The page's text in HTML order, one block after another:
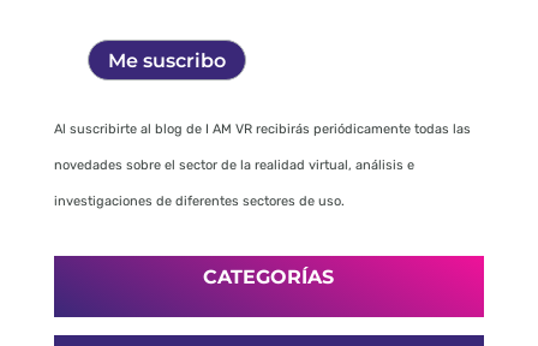
Al suscribirte al blog de I AM VR recibirás periódicamente todas las
novedades sobre el sector de la realidad virtual, análisis e
investigaciones de diferentes sectores de uso.
CATEGORÍAS